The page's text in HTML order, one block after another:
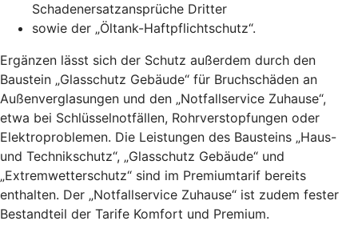
Schadenersatzansprüche Dritter
sowie der „Öltank-Haftpflichtschutz“.
Ergänzen lässt sich der Schutz außerdem durch den
Baustein „Glasschutz Gebäude“ für Bruchschäden an
Außenverglasungen und den „Notfallservice Zuhause“,
etwa bei Schlüsselnotfällen, Rohrverstopfungen oder
Elektroproblemen. Die Leistungen des Bausteins „Haus-
und Technikschutz“, „Glasschutz Gebäude“ und
„Extremwetterschutz“ sind im Premiumtarif bereits
enthalten. Der „Notfallservice Zuhause“ ist zudem fester
Bestandteil der Tarife Komfort und Premium.